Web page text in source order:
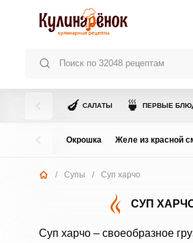
🍆 САЛАТЫ 🍵 ПЕРВЫЕ
Окрошка Желе из красной
/ Супы / Суп харчо
СУП
Суп харчо – своеобразное